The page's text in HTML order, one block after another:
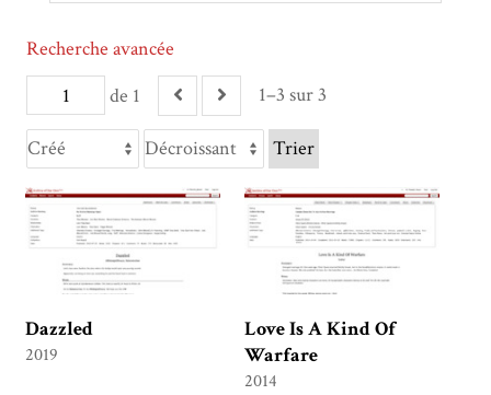
de 1 1–3 sur 3
Recherche avancée
Trier
Dazzled
2019
Love Is A Kind Of
Warfare
2014